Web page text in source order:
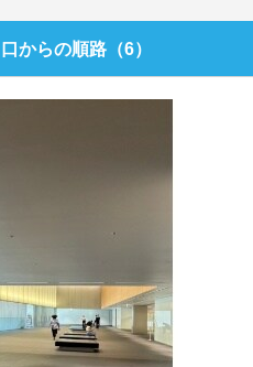
からの順路（6）